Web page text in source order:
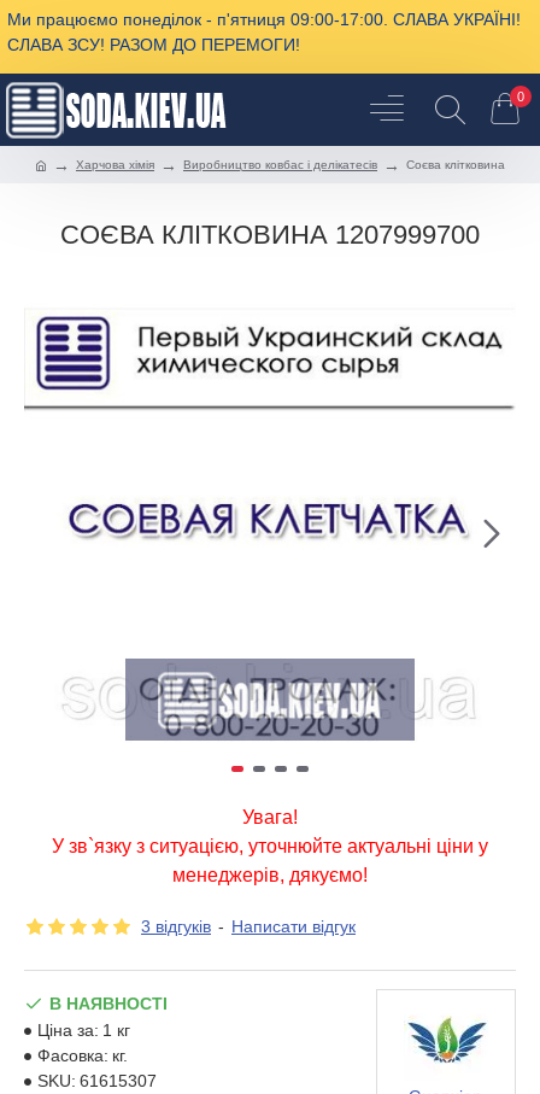
Ми працюємо понеділок - п'ятниця 09:00-17:00. СЛАВА УКРАЇНІ!
СЛАВА ЗСУ! РАЗОМ ДО ПЕРЕМОГИ!
0
Харчова хімія Виробництво ковбас і делікатесів Соєва клітковина
СОЄВА КЛІТКОВИНА 1207999700
Увага!
У зв`язку з ситуацією, уточнюйте актуальні ціни у
менеджерів, дякуємо!
3 відгуків - Написати відгук
В НАЯВНОСТІ
Ціна за: 1 кг
Фасовка: кг.
SKU: 61615307